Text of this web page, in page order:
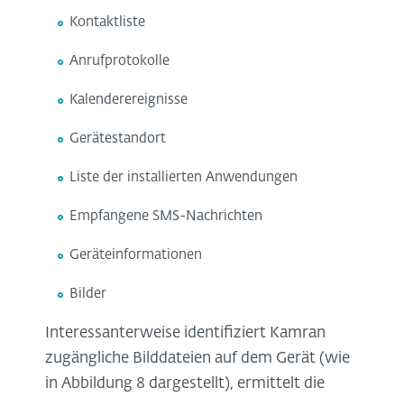
Kontaktliste
Anrufprotokolle
Kalenderereignisse
Gerätestandort
Liste der installierten Anwendungen
Empfangene SMS-Nachrichten
Geräteinformationen
Bilder
Interessanterweise identifiziert Kamran
zugängliche Bilddateien auf dem Gerät (wie
in Abbildung 8 dargestellt), ermittelt die